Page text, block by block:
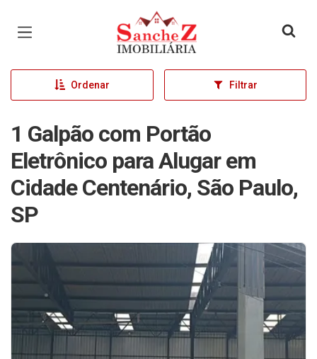
Página inicial
Ordenar Filtrar
1 Galpão com Portão
Eletrônico para Alugar em
Cidade Centenário, São Paulo,
SP